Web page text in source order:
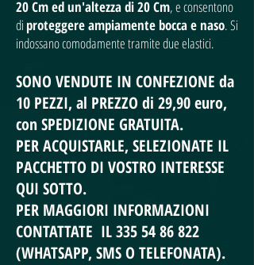
20 Cm ed un'altezza di 20 Cm, e consentono
di proteggere ampiamente bocca e naso. Si
indossano comodamente tramite due elastici.
SONO VENDUTE IN CONFEZIONE da
10 PEZZI, al PREZZO di 29,90 euro,
con SPEDIZIONE GRATUITA.
PER ACQUISTARLE, SELEZIONATE IL
PACCHETTO DI VOSTRO INTERESSE
QUI SOTTO.
PER MAGGIORI INFORMAZIONI
CONTATTATE IL335 54 86 822
(WHATSAPP, SMS O TELEFONATA).